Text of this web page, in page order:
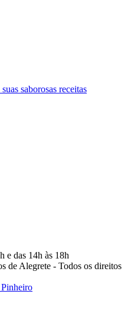
saborosas receitas
e das 14h às 18h
de Alegrete - Todos os direitos